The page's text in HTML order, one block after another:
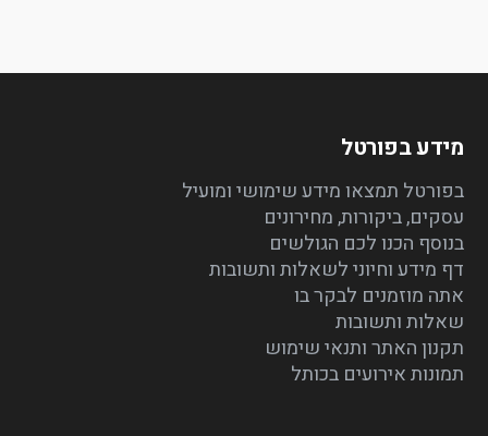
מידע בפורטל
בפורטל תמצאו מידע שימושי ומועיל
עסקים, ביקורות, מחירונים
בנוסף הכנו לכם הגולשים
דף מידע וחיוני לשאלות ותשובות
אתה מוזמנים לבקר בו
שאלות ותשובות
תקנון האתר ותנאי שימוש
תמונות אירועים בכותל